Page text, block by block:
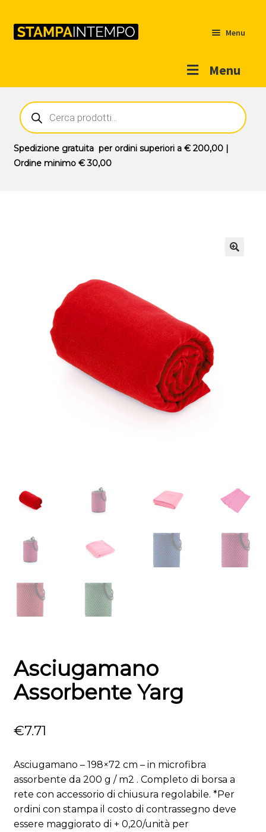
Menu
Menu
Outlet
Prodotti
Novità
Ricerca
prodotti
Spedizione gratuitaper ordini superiori a € 200,00|
Ordine minimo € 30,00
Asciugamano
Assorbente Yarg
€7.71
Asciugamano – 198×72 cm – in microfibra
assorbente da 200 g / m2 . Completo di borsa a
rete con accessorio di chiusura regolabile. *Per
ordini con stampa il costo di contrassegno deve
essere maggiorato di + 0,20/unità per